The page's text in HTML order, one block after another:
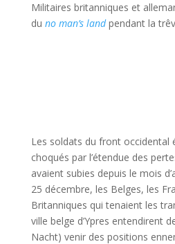
Militaires britanniques et
du no man’s landpendant la
Les soldats du front occidental
choqués par l’étendue des
avaient subies depuis le mois
25 décembre, les Belges, les
Britanniques qui tenaient les
ville belge d’Ypres entendirent
Nacht) venir des positions